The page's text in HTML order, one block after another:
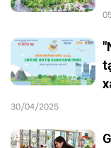
30/04/2025